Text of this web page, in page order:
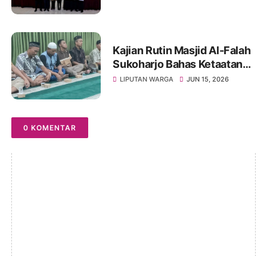
Kajian Rutin Masjid Al-Falah
Sukoharjo Bahas Ketaatan
kepada Rasul sebagai Wujud
LIPUTAN WARGA JUN 15, 2026
0 KOMENTAR